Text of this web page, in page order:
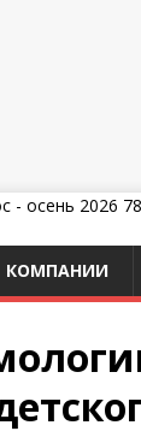
КОМПАНИИ